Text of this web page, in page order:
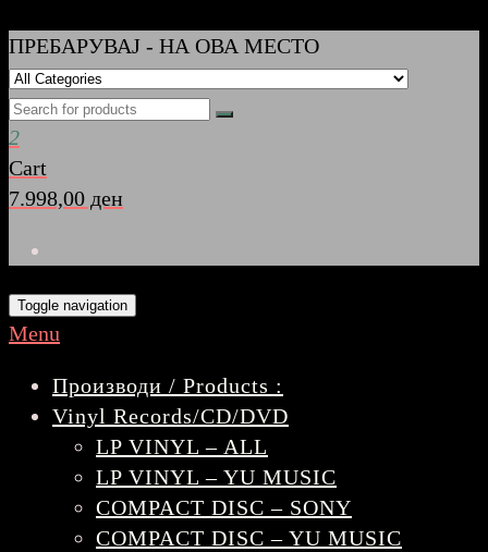
ПРЕБАРУВАЈ - НА ОВА МЕСТО
2
Cart
7.998,00 ден
Toggle navigation
Menu
Производи / Products :
Vinyl Records/CD/DVD
LP VINYL – ALL
LP VINYL – YU MUSIC
COMPACT DISC – SONY
COMPACT DISC – YU MUSIC